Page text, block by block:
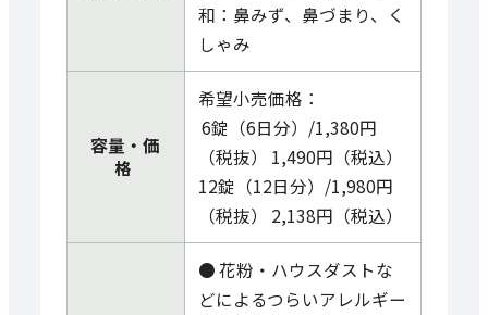
和：鼻みず、鼻づまり、く
しゃみ
容量・価
格
希望小売価格：
6錠（6日分）/1,380円
（税抜） 1,490円（税込）
12錠（12日分）/1,980円
（税抜） 2,138円（税込）
● 花粉・ハウスダストな
どによるつらいアレルギー